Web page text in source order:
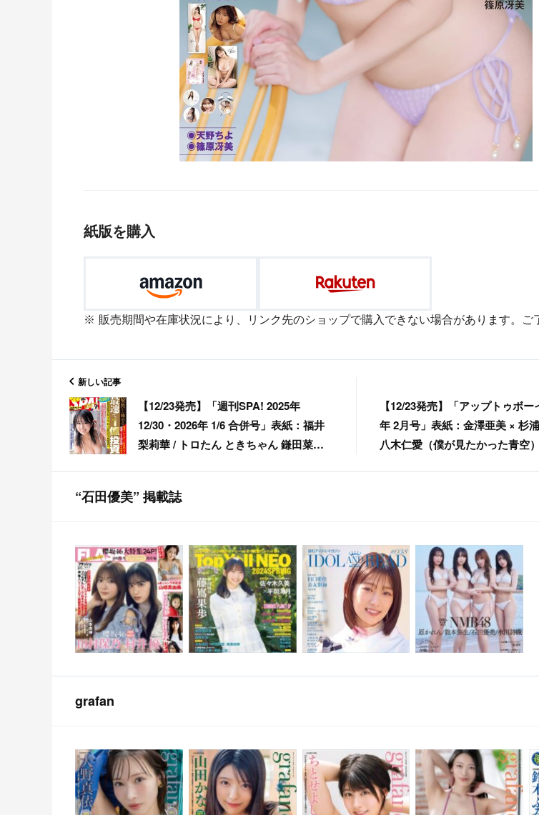
紙版を購入
販売期間や在庫状況により、リンク先のショップで購入できない場合があります。ご
新しい記事
【12/23発売】「週刊SPA! 2025年
12/30・2026年 1/6 合併号」表紙：福井
梨莉華 / トロたん ときちゃん 鎌田菜月
【12/23発売】「アップトゥボー
年 2月号」表紙：金澤亜美 × 杉
八木仁愛（僕が見たかった青空
“石田優美” 掲載誌
grafan